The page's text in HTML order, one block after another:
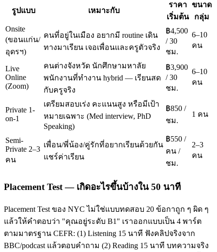
รูปแบบ เหมาะกับ
ราคา
เริ่มต้น
ขนาด
กลุ่ม
Onsite
(ขอนแก่น/
อุดรฯ)
คนที่อยู่ในเมือง อยากมี routine เดิน
ทางมาเรียน เจอเพื่อนและครูตัวจริง
฿4,500
/ 30
ชม.
6–10
คน
Live
Online
(Zoom)
คนต่างจังหวัด นักศึกษามหาลัย
พนักงานที่ทำงาน hybrid — เรียนสด
กับครูจริง
฿3,900
/ 30
ชม.
6–10
คน
Private 1-
on-1
เตรียมสอบเร่ง คะแนนสูง หรือมีเป้า
หมายเฉพาะ (Med interview, PhD
Speaking)
฿850 /
ชม.
1 คน
Semi-
Private 2–3
คน
เพื่อน/พี่น้อง/คู่รักที่อยากเรียนด้วยกัน
แชร์ค่าเรียน
฿550 /
คน /
ชม.
2–3
คน
Placement Test — เกิดอะไรขึ้นบ้างใน 50 นาที
Placement Test ของ NYC ไม่ใช่แบบทดสอบ 20 ข้อกาถูก ๆ ผิด ๆ
แล้วให้คำตอบว่า "คุณอยู่ระดับ B1" เราออกแบบเป็น 4 พาร์ต
ตามมาตรฐาน CEFR: (1) Listening 15 นาที ฟังคลิปจริงจาก
BBC/podcast แล้วตอบคำถาม (2) Reading 15 นาที บทความจริง